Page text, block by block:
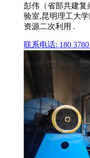
彭伟（省部共建复
验室,昆明理工大
资源二次利用 .
联系电话: 180 3780